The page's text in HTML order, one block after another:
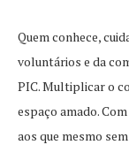
Quem conhece,
voluntários e da
PIC. Multiplicar o
espaço amado.
aos que mesmo